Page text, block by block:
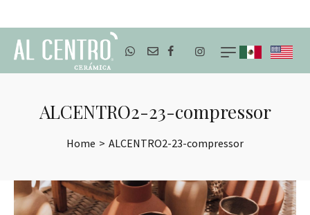
ALCENTRO2-23-compressor
Home > ALCENTRO2-23-compressor